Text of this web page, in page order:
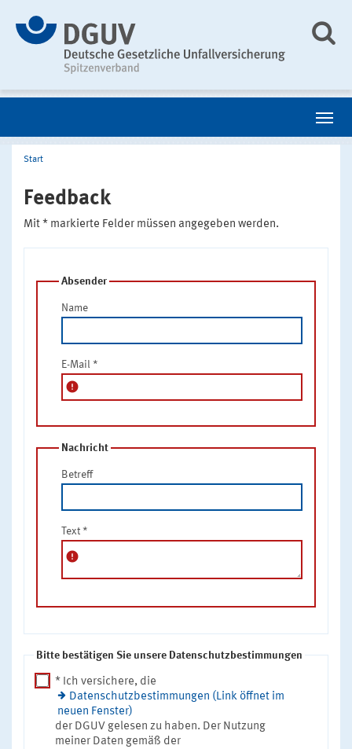
Start
Feedback
Mit * markierte Felder müssen angegeben werden.
Absender
Name
E-Mail *
error
Nachricht
Betreff
Text *
error
Bitte bestätigen Sie unsere Datenschutzbestimmungen
* Ich versichere, die
Datenschutzbestimmungen (Link öffnet im
neuen Fenster)
der DGUV gelesen zu haben. Der Nutzung
meiner Daten gemäß der